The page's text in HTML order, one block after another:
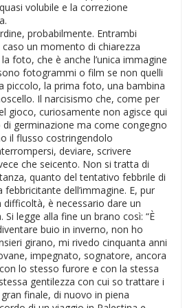
volubile e la correzione
probabilmente. Entrambi
un momento di chiarezza
foto, che è anche l’unica immagine
sono fotogrammi o film se non quelli
piccolo, la prima foto, una bambina
Il narcisismo che, come per
gioco, curiosamente non agisce qui
germinazione ma come congegno
il flusso costringendolo
deviare, scrivere
che seicento. Non si tratta di
quanto del tentativo febbrile di
febbricitante dell’immagine. E, pur
è necessario dare un
legge alla fine un brano così: “È
buio in inverno, non ho
girano, mi rivedo cinquanta anni
impegnato, sognatore, ancora
lo stesso furore e con la stessa
gentilezza con cui so trattare i
finale, di nuovo in piena